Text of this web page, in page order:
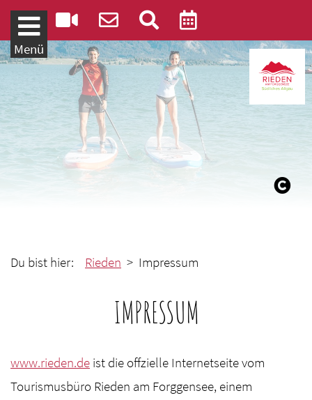
Weiter zum Inhalt
Menü
Du bist hier: Rieden > Impressum
IMPRESSUM
www.rieden.de ist die offzielle Internetseite vom
Tourismusbüro Rieden am Forggensee, einem